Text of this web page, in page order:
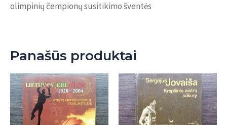
olimpinių čempionų susitikimo šventės
Panašūs produktai